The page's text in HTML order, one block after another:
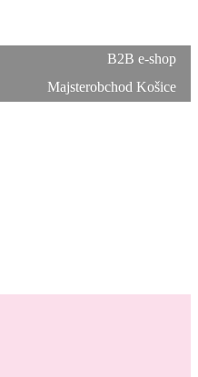
B2B e-shop
Majsterobchod Košice